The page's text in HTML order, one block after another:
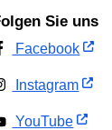
Folgen Sie uns
Facebook
Instagram
YouTube